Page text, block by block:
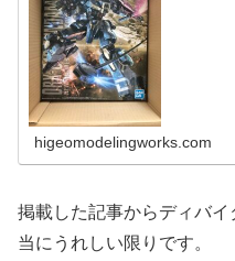
higeomodelingworks.com
掲載した記事からディバ
当にうれしい限りです。